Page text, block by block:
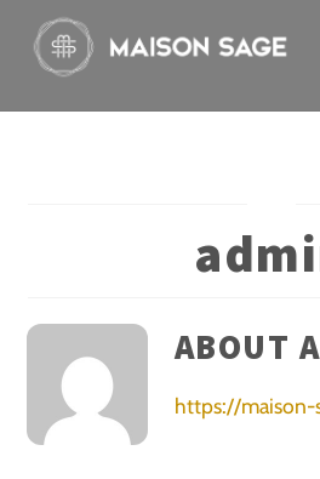
ABOUT
https://maison-